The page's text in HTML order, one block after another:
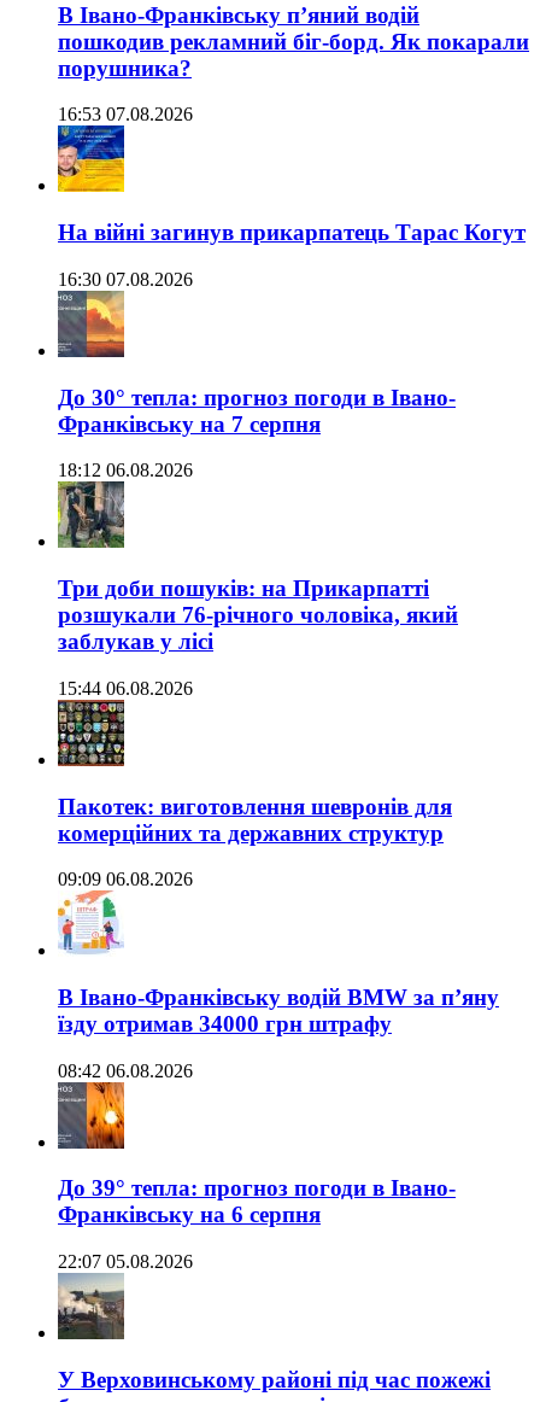
В Івано-Франківську п’яний водій
пошкодив рекламний біг-борд. Як покарали
порушника?
16:53 07.08.2026
На війні загинув прикарпатець Тарас Когут
16:30 07.08.2026
До 30° тепла: прогноз погоди в Івано-
Франківську на 7 серпня
18:12 06.08.2026
Три доби пошуків: на Прикарпатті
розшукали 76-річного чоловіка, який
заблукав у лісі
15:44 06.08.2026
Пакотек: виготовлення шевронів для
комерційних та державних структур
09:09 06.08.2026
В Івано-Франківську водій BMW за п’яну
їзду отримав 34000 грн штрафу
08:42 06.08.2026
До 39° тепла: прогноз погоди в Івано-
Франківську на 6 серпня
22:07 05.08.2026
У Верховинському районі під час пожежі